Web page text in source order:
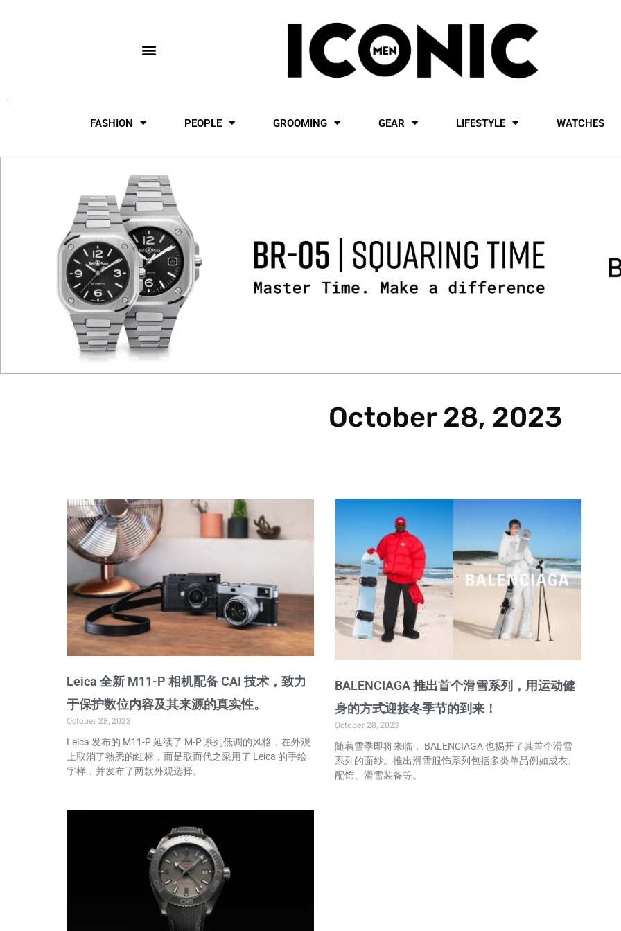
FASHION PEOPLE GROOMING GEAR LIFESTYLE WATCHES
October 28, 2023
Leica 全新 M11-P 相机配备 CAI 技术，致力
于保护数位内容及其来源的真实性。
October 28, 2023
Leica 发布的 M11-P 延续了 M-P 系列低调的风格，在外观
上取消了熟悉的红标，而是取而代之采用了 Leica 的手绘
字样，并发布了两款外观选择。
BALENCIAGA 推出首个滑雪系列，用运动健
身的方式迎接冬季节的到来！
October 28, 2023
随着雪季即将来临， BALENCIAGA 也揭开了其首个滑雪
系列的面纱。推出滑雪服饰系列包括多类单品例如成衣、
配饰、滑雪装备等。